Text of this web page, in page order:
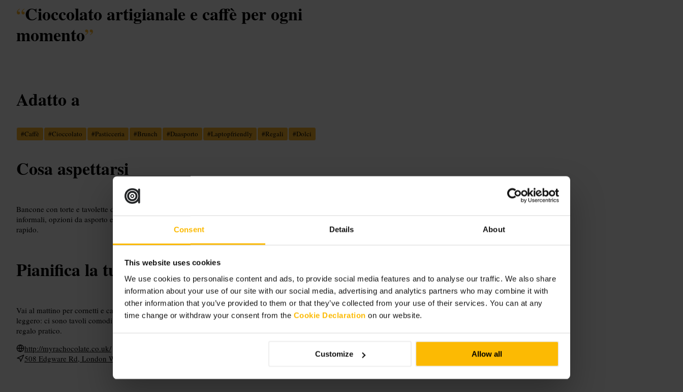
Consent Details About
This website uses cookies
We use cookies to personalise content and ads, to provide social media features and to analyse our traffic. We also share
information about your use of our site with our social media, advertising and analytics partners who may combine it with
other information that you’ve provided to them or that they’ve collected from your use of their services. You can at any
time change or withdraw your consent from the Cookie Declaration on our website.
Customize Allow all
“Cioccolato artigianale e caffè per ogni
momento”
Adatto a
#Caffè #Cioccolato #Pasticceria #Brunch #Daasporto #Laptopfriendly #Regali #Dolci
Cosa aspettarsi
Bancone con torte e tavolette di cioccolato, bevande a base di espresso e cioccolata calda ricca. Sedute
informali, opzioni da asporto e una piccola selezione di confezioni regalo. Staff disponibile e servizio
rapido.
Pianifica la tua visita
Vai al mattino per cornetti e caffè, o nel pomeriggio per una pausa dolce. Porta il laptop se devi lavoro
leggero: ci sono tavoli comodi e prese disponibili. Compra una scatola di cioccolatini se cerchi un
regalo pratico.
http://myrachocolate.co.uk/
508 Edgware Rd, London W2 1EJ, UK